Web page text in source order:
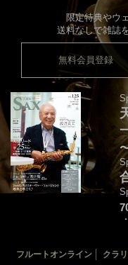
限定特典やウ
送料なしで雑誌
無料会員登録
フルートオンライン クラ